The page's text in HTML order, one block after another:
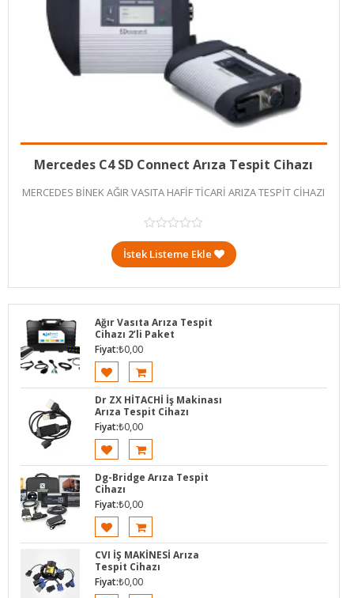
Add to cart
Mercedes C4 SD Connect Arıza Tespit Cihazı
MERCEDES BİNEK AĞIR VASITA HAFİF TİCARİ ARIZA TESPİT CİHAZI
İstek Listeme Ekle
Ağır Vasıta Arıza Tespit
Cihazı 2’li Paket
Fiyat:₺0,00
Dr ZX HİTACHİ İş Makinası
Arıza Tespit Cihazı
Fiyat:₺0,00
Dg-Bridge Arıza Tespit
Cihazı
Fiyat:₺0,00
CVI İŞ MAKİNESİ Arıza
Tespit Cihazı
Fiyat:₺0,00